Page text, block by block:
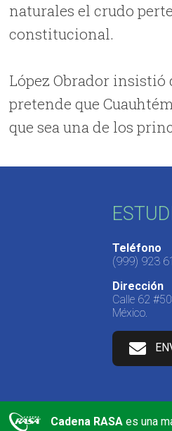
naturales el crudo
constitucional.
López Obrador
pretende que
que sea una de los
Teléfono
(999) 923
Dirección
Calle 62
México.
Cadena RASA es una